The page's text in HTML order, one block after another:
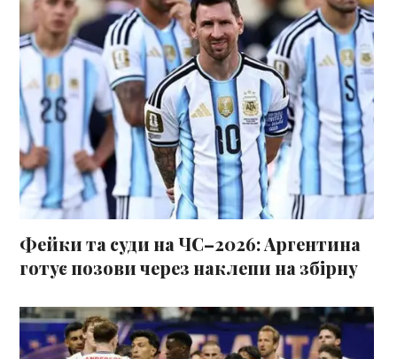
Фейки та суди на ЧС–2026: Аргентина
готує позови через наклепи на збірну